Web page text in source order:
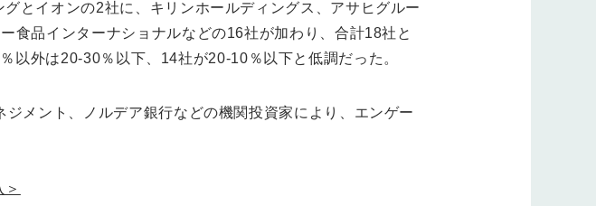
とイオンの2社に、キリンホールディングス、アサヒグルー
食品インターナショナルなどの16社が加わり、合計18社と
以外は20-30％以下、14社が20-10％以下と低調だった。
メント、ノルデア銀行などの機関投資家により、エンゲー